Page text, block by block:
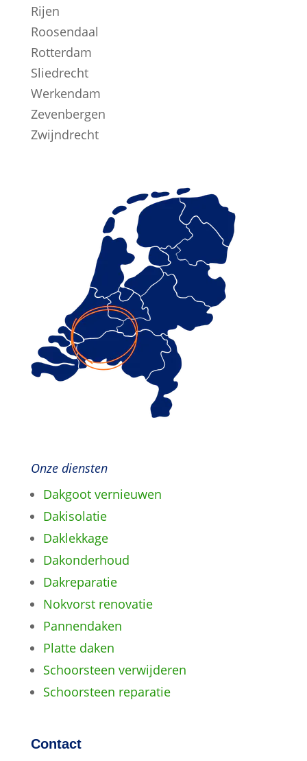
Rijen
Roosendaal
Rotterdam
Sliedrecht
Werkendam
Zevenbergen
Zwijndrecht
Onze diensten
Dakgoot vernieuwen
Dakisolatie
Daklekkage
Dakonderhoud
Dakreparatie
Nokvorst renovatie
Pannendaken
Platte daken
Schoorsteen verwijderen
Schoorsteen reparatie
Contact